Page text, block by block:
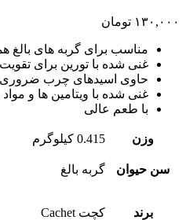
۱۳۰,۰۰۰ تومان
مناسب برای گربه های بالغ
غنی شده با تورین برای
حاوی اسیدهای چرب ضروری
غنی شده با ویتامین ها و
با طعم عالی
وزن 0.415 کیلوگرم
سن حیوان گربه بالغ
برند کچت Cachet